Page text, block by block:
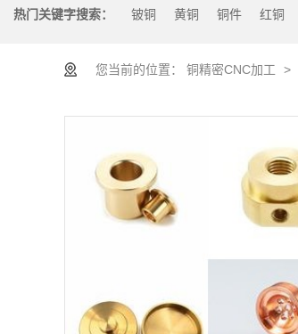
热门关键字搜索： 铍铜 黄铜 铜件 红铜
您当前的位置： 铜精密CNC加工 >